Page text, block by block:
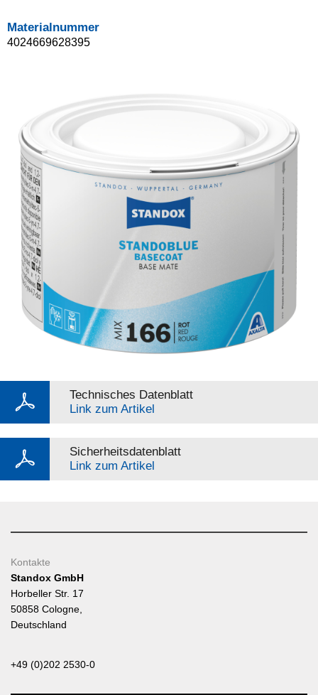
Materialnummer
4024669628395
Technisches Datenblatt
Link zum Artikel
Sicherheitsdatenblatt
Link zum Artikel
Kontakte
Standox GmbH
Horbeller Str. 17
50858 Cologne,
Deutschland
+49 (0)202 2530-0